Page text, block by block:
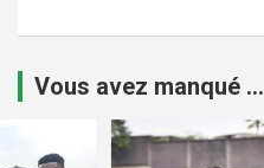
Vous avez manqué ...